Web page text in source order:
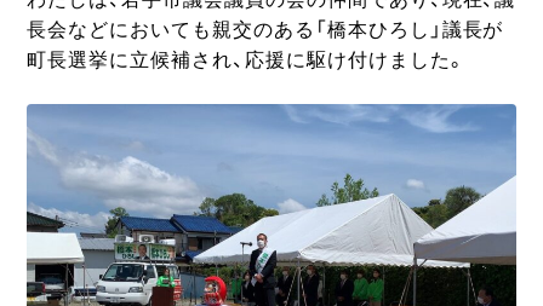
長会などにおいても親交のある「橋本ひろし」議長が
町長選挙に立候補され、応援に駆け付けました。